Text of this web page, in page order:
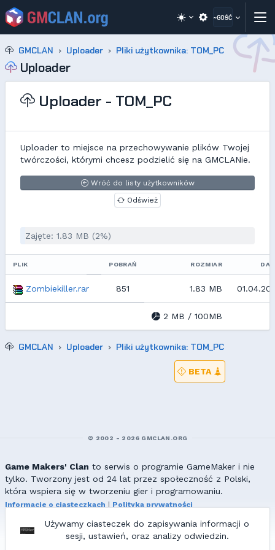
~GOŚĆ
GMCLAN Uploader Pliki użytkownika: TOM_PC
Uploader
Uploader - TOM_PC
Uploader to miejsce na przechowywanie plików Twojej
twórczości, którymi chcesz podzielić się na GMCLANie.
Wróć do listy użytkowników
Odśwież
Zajęte: 1.83 MB (2%)
PLIK POBRAŃ ROZMIAR
Zombiekiller.rar 851 1.83 MB
2 MB / 100MB
GMCLAN Uploader Pliki użytkownika: TOM_PC
Używamy ciasteczek do zapisywania informacji o
sesji, ustawień, oraz analizy odwiedzin.
BETA
© 2002 - 2026 GMCLAN.ORG
Game Makers' Clan to serwis o programie GameMaker i nie
tylko. Tworzony jest od 24 lat przez społeczność z Polski,
która wspiera się w tworzeniu gier i programowaniu.
Informacje o ciasteczkach
Polityka prywatności
Wszelkie prawa zastrzeżone. Kopiowanie materiałów bez zgody
redakcji zabronione!